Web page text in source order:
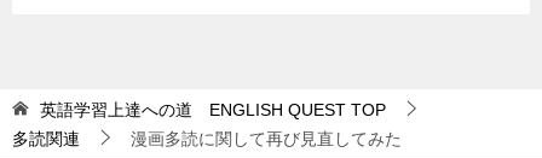
英語学習上達への道 ENGLISH QUEST TOP
多読関連
漫画多読に関して再び見直してみた